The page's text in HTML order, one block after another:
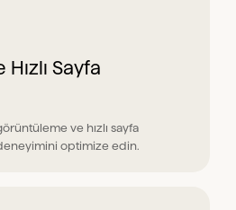
Sayfa
ve hızlı sayfa
optimize edin.